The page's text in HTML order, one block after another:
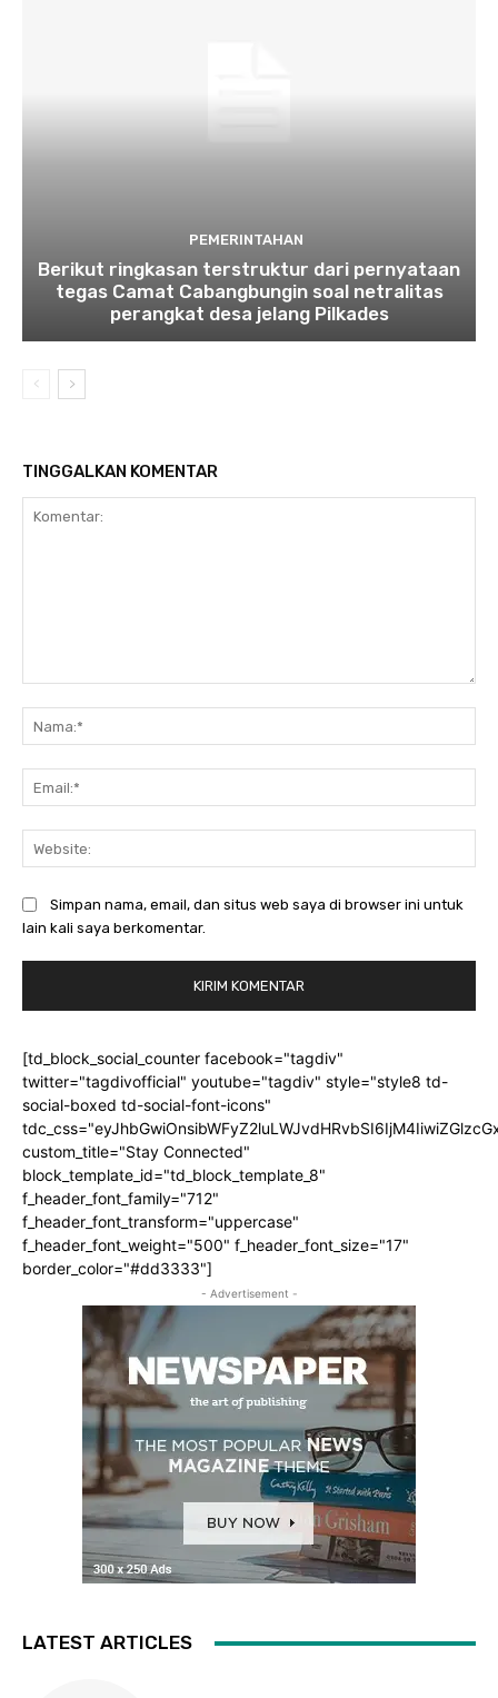
PEMERINTAHAN
Berikut ringkasan terstruktur dari pernyataan
tegas Camat Cabangbungin soal netralitas
perangkat desa jelang Pilkades
TINGGALKAN KOMENTAR
Simpan nama, email, dan situs web saya di browser ini untuk
lain kali saya berkomentar.
[td_block_social_counter facebook="tagdiv"
twitter="tagdivofficial" youtube="tagdiv" style="style8 td-
social-boxed td-social-font-icons"
custom_title="Stay Connected"
block_template_id="td_block_template_8"
f_header_font_family="712"
f_header_font_transform="uppercase"
f_header_font_weight="500" f_header_font_size="17"
border_color="#dd3333"]
- Advertisement -
LATEST ARTICLES